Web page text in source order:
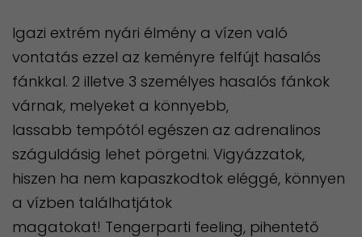
Igazi extrém nyári élmény a vízen való
vontatás ezzel az keményre felfújt hasalós
fánkkal. 2 illetve 3 személyes hasalós fánkok
várnak, melyeket a könnyebb,
lassabb tempótól egészen az adrenalinos
száguldásig lehet pörgetni. Vigyázzatok,
hiszen ha nem kapaszkodtok eléggé, könnyen
a vízben találhatjátok
magatokat! Tengerparti feeling, pihentető